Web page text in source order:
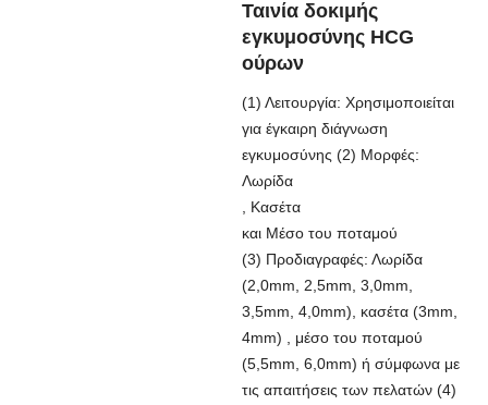
Ταινία δοκιμής
εγκυμοσύνης HCG
ούρων
(1) Λειτουργία: Χρησιμοποιείται
για έγκαιρη διάγνωση
εγκυμοσύνης (2) Μορφές:
Λωρίδα
, Κασέτα
και Μέσο του ποταμού
(3) Προδιαγραφές: Λωρίδα
(2,0mm, 2,5mm, 3,0mm,
3,5mm, 4,0mm), κασέτα (3mm,
4mm) , μέσο του ποταμού
(5,5mm, 6,0mm) ή σύμφωνα με
τις απαιτήσεις των πελατών (4)